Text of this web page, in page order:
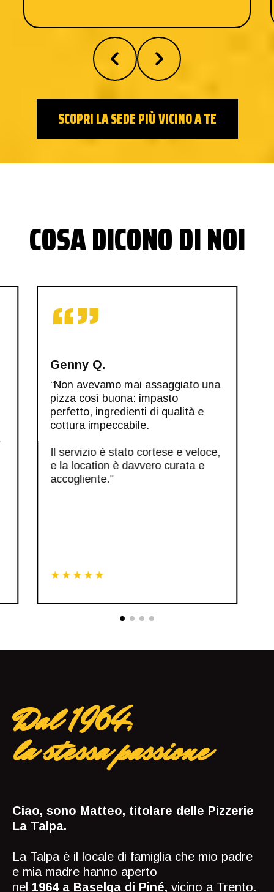
SCOPRI LA SEDE PIÙ VICINO A TE
COSA DICONO DI NOI
“”
Genny Q.
“Non avevamo mai assaggiato una
pizza così buona: impasto
perfetto, ingredienti di qualità e
cottura impeccabile.
Il servizio è stato cortese e veloce,
e la location è davvero curata e
accogliente.”
★★★★★
Dal 1964,
la stessa passione
Ciao, sono Matteo, titolare delle Pizzerie
La Talpa.
La Talpa è il locale di famiglia che mio padre
e mia madre hanno aperto
nel 1964 a Baselga di Piné, vicino a Trento.